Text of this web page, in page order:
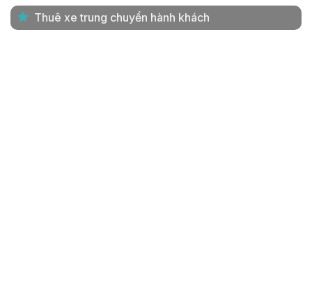
Thuê xe trung chuyển hành khách